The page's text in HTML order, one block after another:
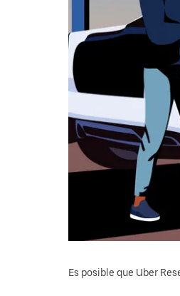
Es posible que Uber